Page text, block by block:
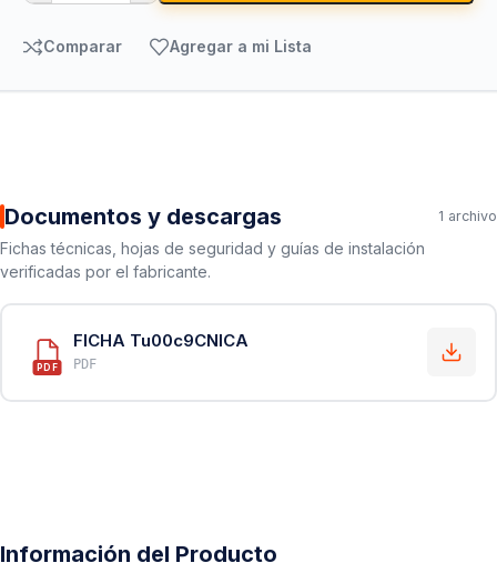
Comparar Agregar a mi Lista
Documentos y descargas 1 archivo
Fichas técnicas, hojas de seguridad y guías de instalación
verificadas por el fabricante.
PDF
FICHA Tu00c9CNICA
PDF
Información del Producto